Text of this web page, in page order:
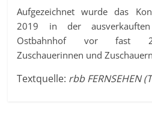
Aufgezeichnet wurde das
2019 in der
Ostbahnhof vor fast
Zuschauerinnen und
Textquelle: rbb FERNSEHEN